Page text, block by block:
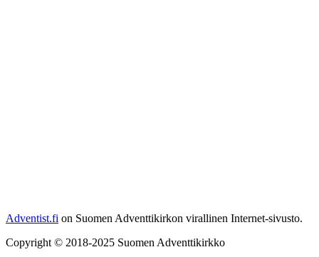
Adventist.fi on Suomen Adventtikirkon virallinen Internet-sivusto.
Copyright © 2018-2025 Suomen Adventtikirkko